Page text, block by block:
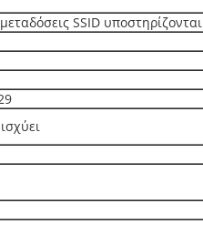
SSID υποστηρίζονται